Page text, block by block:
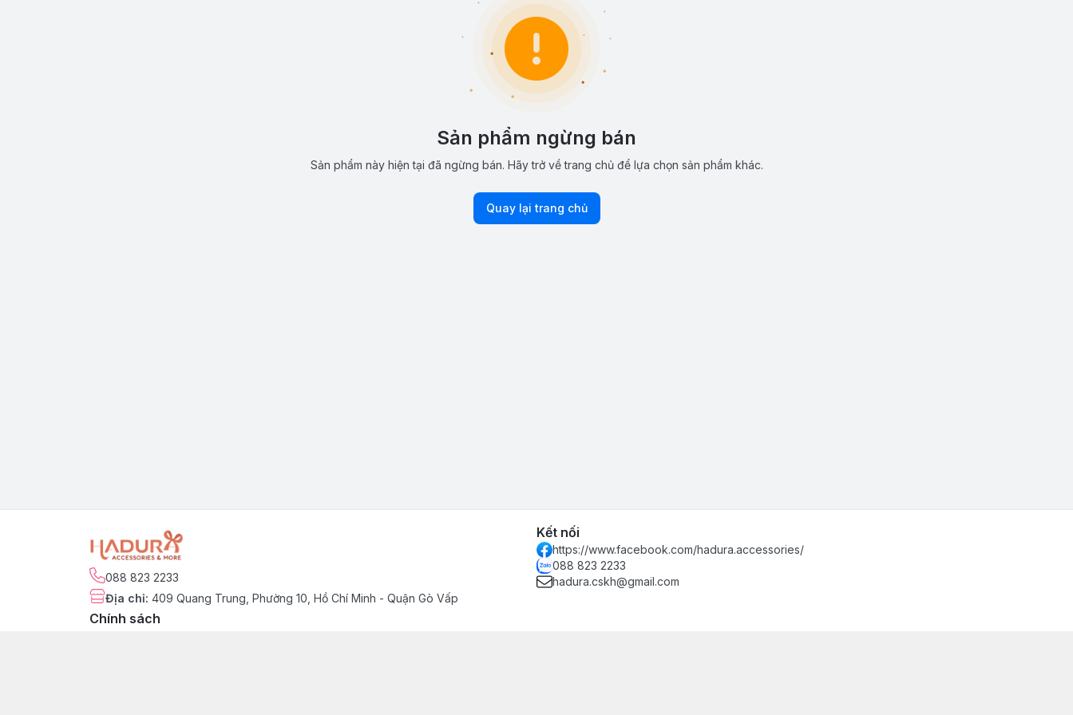
Sản phẩm ngừng bán
Sản phẩm này hiện tại đã ngừng bán. Hãy trở về trang chủ để lựa chọn sản phẩm khác.
Quay lại trang chủ
088 823 2233
Địa chỉ: 409 Quang Trung, Phường 10, Hồ Chí Minh - Quận Gò Vấp
Kết nối
https://www.facebook.com/hadura.accessories/
088 823 2233
hadura.cskh@gmail.com
Chính sách